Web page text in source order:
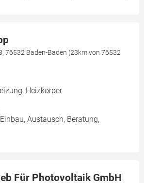
76532 Baden-Baden (23km von 76532
Heizkörper
Austausch, Beratung,
Für Photovoltaik GmbH